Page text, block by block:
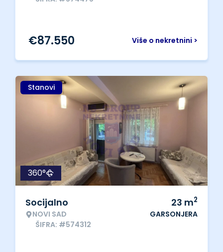
Više o nekretnini >
€87.550
Stanovi
360°
Socijalno
NOVI SAD
ŠIFRA: #574312
23 m2
GARSONJERA